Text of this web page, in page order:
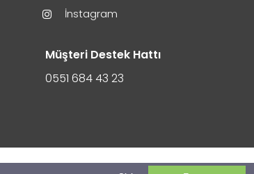
İnstagram
Müşteri Destek Hattı
0551 684 43 23